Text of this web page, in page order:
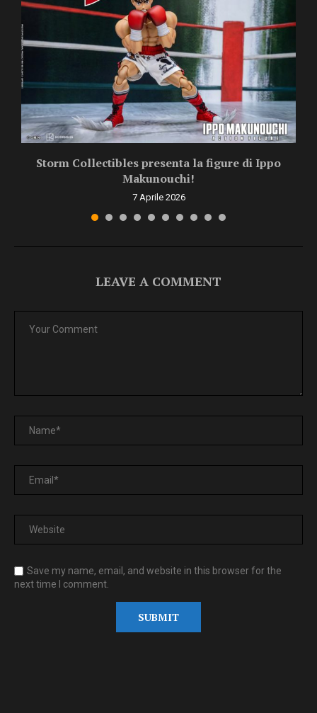
Storm Collectibles presenta la figure di Ippo
Makunouchi!
7 Aprile 2026
LEAVE A COMMENT
Save my name, email, and website in this browser for the
next time I comment.